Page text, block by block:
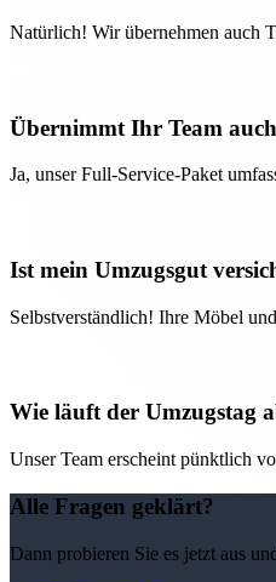
Natürlich! Wir übernehmen auch
Übernimmt Ihr Team
Ja, unser Full-Service-Paket
Ist mein Umzugsgut
Selbstverständlich! Ihre Möbel
Wie läuft der Umzugstag
Unser Team erscheint pünktlich
Alle Fragen geklärt?
Dann probieren Sie es jetzt aus